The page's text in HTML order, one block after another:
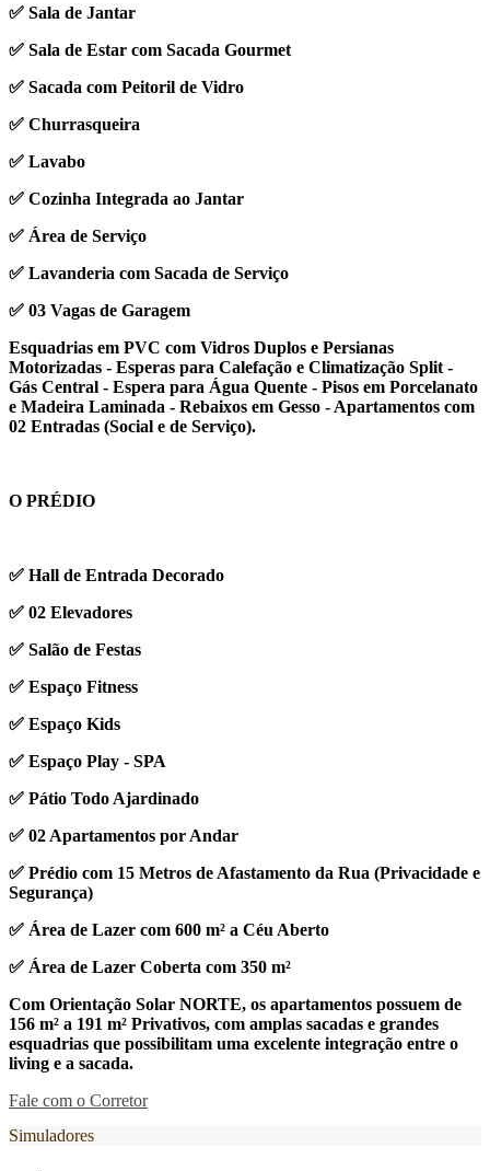
✅ Sala de Jantar
✅ Sala de Estar com Sacada Gourmet
✅ Sacada com Peitoril de Vidro
✅ Churrasqueira
✅ Lavabo
✅ Cozinha Integrada ao Jantar
✅ Área de Serviço
✅ Lavanderia com Sacada de Serviço
✅ 03 Vagas de Garagem
Esquadrias em PVC com Vidros Duplos e Persianas
Motorizadas - Esperas para Calefação e Climatização Split -
Gás Central - Espera para Água Quente - Pisos em Porcelanato
e Madeira Laminada - Rebaixos em Gesso - Apartamentos com
02 Entradas (Social e de Serviço).
O PRÉDIO
✅ Hall de Entrada Decorado
✅ 02 Elevadores
✅ Salão de Festas
✅ Espaço Fitness
✅ Espaço Kids
✅ Espaço Play - SPA
✅ Pátio Todo Ajardinado
✅ 02 Apartamentos por Andar
✅ Prédio com 15 Metros de Afastamento da Rua (Privacidade e
Segurança)
✅ Área de Lazer com 600 m² a Céu Aberto
✅ Área de Lazer Coberta com 350 m²
Com Orientação Solar NORTE, os apartamentos possuem de
156 m² a 191 m² Privativos, com amplas sacadas e grandes
esquadrias que possibilitam uma excelente integração entre o
living e a sacada.
Fale com o Corretor
Simuladores